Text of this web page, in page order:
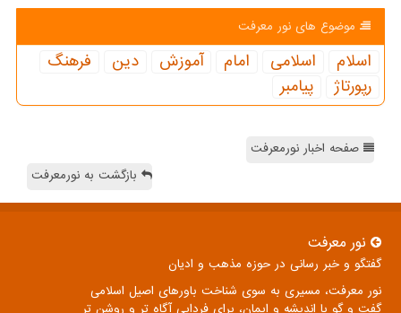
موضوع های نور معرفت
اسلام اسلامی امام آموزش دین
فرهنگ
رپورتاژ
پیامبر
صفحه اخبار نورمعرفت
بازگشت به نورمعرفت
نور معرفت
گفتگو و خبر رسانی در حوزه مذهب و ادیان
نور معرفت، مسیری به سوی شناخت باورهای اصیل اسلامی
گفت و گو با اندیشه و ایمان، برای فردایی آگاه تر و روشن تر